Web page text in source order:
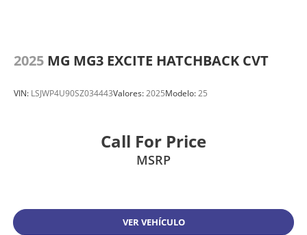
2025 MG MG3 EXCITE HATCHBACK CVT
VIN: LSJWP4U90SZ034443Valores:2025Modelo:25
Call For Price
MSRP
VER VEHÍCULO